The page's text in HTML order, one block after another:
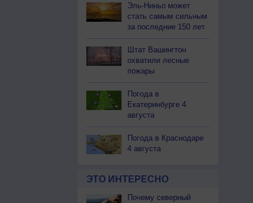
Эль-Ниньо может
стать самым сильным
за последние 150 лет
Штат Вашингтон
охватили лесные
пожары
Погода в
Екатеринбурге 4
августа
Погода в Краснодаре
4 августа
ЭТО ИНТЕРЕСНО
Почему северный